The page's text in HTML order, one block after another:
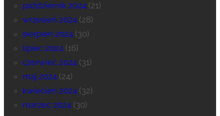
październik 2024(21)
wrzesień 2024(28)
sierpień 2024(30)
lipiec 2024(16)
czerwiec 2024(31)
maj 2024(24)
kwiecień 2024(32)
marzec 2024(30)